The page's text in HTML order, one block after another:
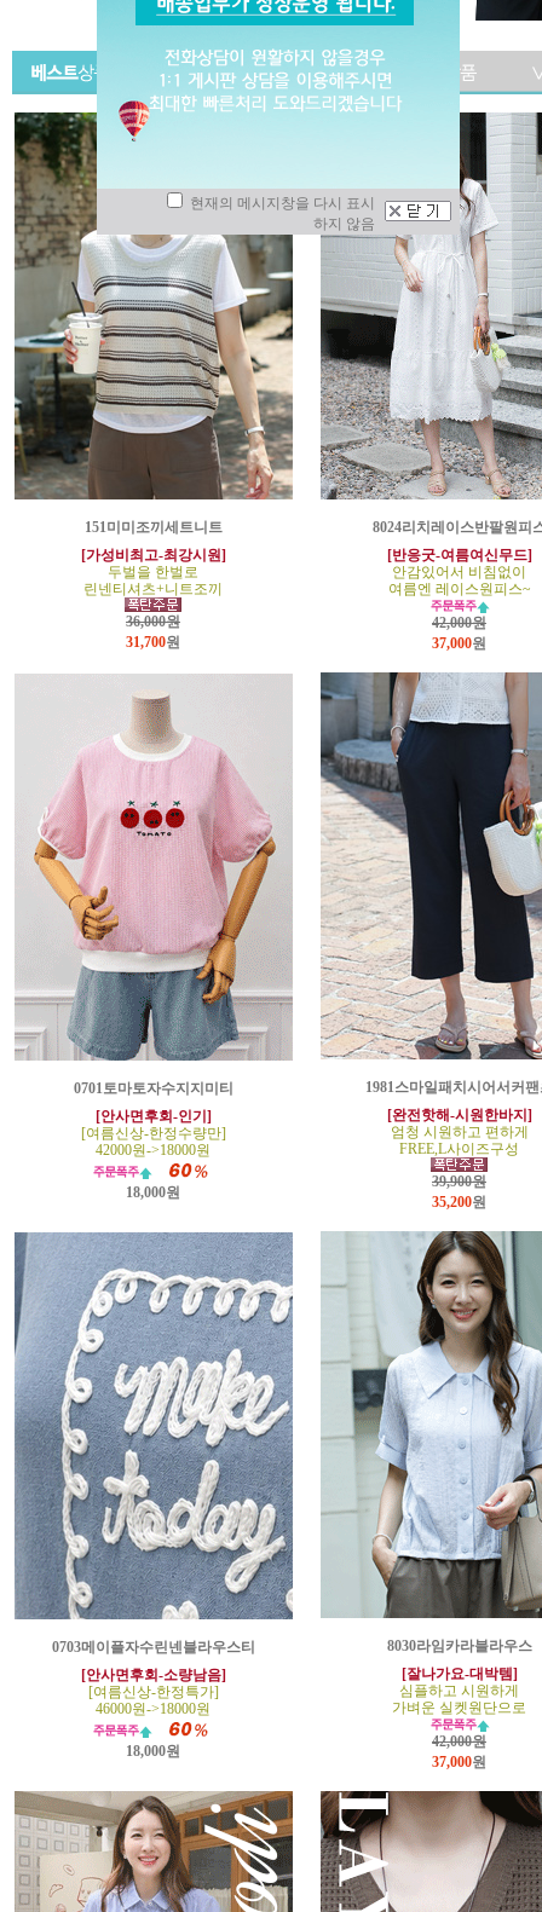
151미미조끼세트니트
[가성비최고-최강시원]
두벌을 한벌로
린넨티셔츠+니트조끼
36,000원
31,700원
8024리치레이스반팔원피
[반응굿-여름여신무드]
안감있어서 비침없이
여름엔 레이스원피스~
42,000원
37,000원
0701토마토자수지지미티
[안사면후회-인기]
[여름신상-한정수량만]
42000원->18000원
18,000원
1981스마일패치시어서커팬
[완전핫해-시원한바지]
엄청 시원하고 편하게
FREE,L사이즈구성
39,900원
35,200원
0703메이플자수린넨블라우스티
[안사면후회-소량남음]
[여름신상-한정특가]
46000원->18000원
18,000원
8030라임카라블라우스
[잘나가요-대박템]
심플하고 시원하게
가벼운 실켓원단으로
42,000원
37,000원
현재의 메시지창을 다시 표시
하지 않음